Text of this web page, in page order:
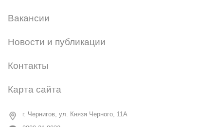
Вакансии
Новости и публикации
Контакты
Карта сайта
г. Чернигов, ул. Князя Черного, 11А